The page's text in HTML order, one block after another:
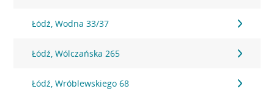
Łódź, Wodna 33/37
Łódź, Wólczańska 265
Łódź, Wróblewskiego 68